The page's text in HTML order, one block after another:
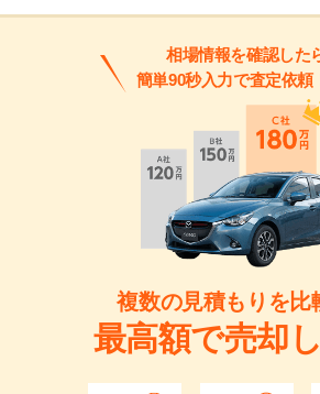
相場情報を確認した
簡単90秒入力で査定依頼
複数の見積もりを比
最高額で売却